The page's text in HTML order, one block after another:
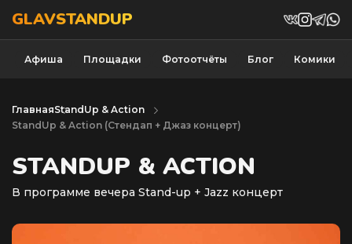
GLAVSTANDUP
Афиша Площадки Фотоотчёты Блог Комики
ГлавнаяStandUp & Action
StandUp & Action (Cтендап + Джаз концерт)
STANDUP & ACTION
В программе вечера Stand-up + Jazz концерт